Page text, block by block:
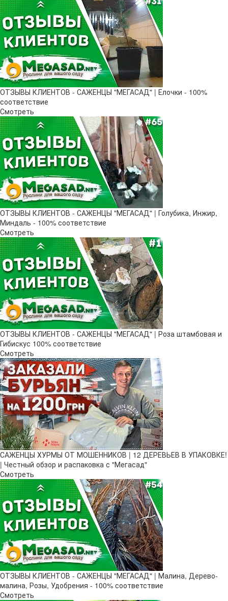
ОТЗЫВЫ КЛИЕНТОВ - САЖЕНЦЫ "МЕГАСАД" | Елочки - 100%
соответствие
Смотреть
ОТЗЫВЫ КЛИЕНТОВ - САЖЕНЦЫ "МЕГАСАД" | Голубика, Инжир,
Миндаль - 100% соответствие
Смотреть
ОТЗЫВЫ КЛИЕНТОВ - САЖЕНЦЫ "МЕГАСАД" | Роза штамбовая и
Гибискус 100% соответствие
Смотреть
САЖЕНЦЫ ХУРМЫ ОТ МОШЕННИКОВ | 12 ДЕРЕВЬЕВ В УПАКОВКЕ!
| Честный обзор и распаковка с "Мегасад"
Смотреть
ОТЗЫВЫ КЛИЕНТОВ - САЖЕНЦЫ "МЕГАСАД" | Малина, Дерево-
малина, Розы, Удобрения - 100% соответствие
Смотреть